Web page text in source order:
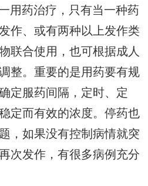
用药治疗，只有当一种药
作、或有两种以上发作类
联合使用，也可根据成人
整。重要的是用药要有规
定服药间隔，定时、定
定而有效的浓度。停药也
，如果没有控制病情就突
次发作，有很多病例充分